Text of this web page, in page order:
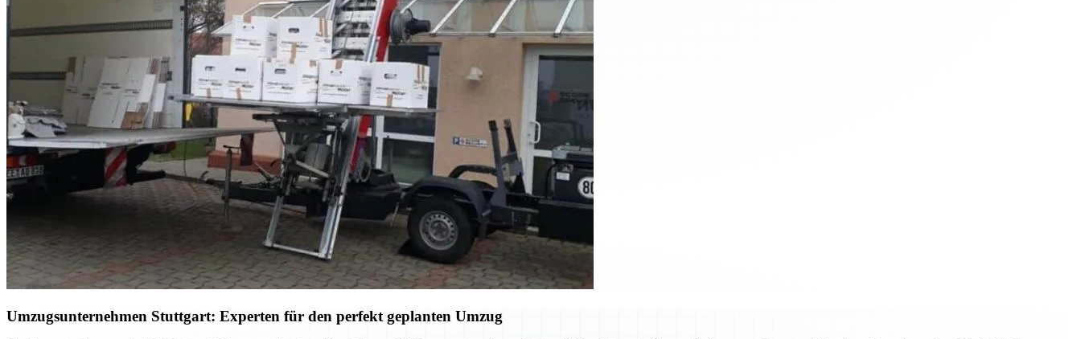
Umzugsunternehmen Stuttgart: Experten für den perfekt geplanten Umzug